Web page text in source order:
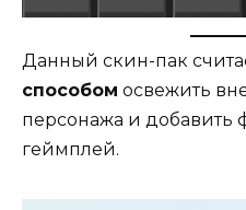
Данный скин-пак
способом освежить
персонажа и добавить
геймплей.